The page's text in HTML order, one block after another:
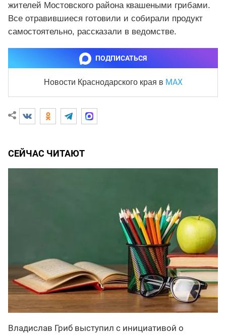
жителей Мостовского района квашеными грибами.
Все отравившиеся готовили и собирали продукт
самостоятельно, рассказали в ведомстве.
ПОДПИСАТЬСЯ
Новости Краснодарского края в MAX
СЕЙЧАС ЧИТАЮТ
Владислав Гриб выступил с инициативой о